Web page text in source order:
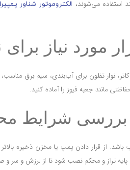
استفاده می‌شوند، الکتروموتور شناور
مورد نیاز
نوار تفلون برای آب‌بندی، سیم برق
مانند جعبه فیوز را آماده کنید.
بررسی شرایط
از قرار دادن پمپ یا مخزن ذخیره
تراز و محکم نصب شود تا از لرزش و سر و